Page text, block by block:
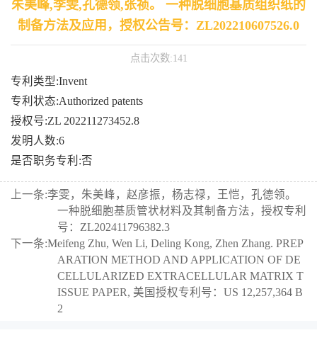
朱美峰,李雯,孔德领,张祯。 一种脱细胞基质组织纸的
制备方法及应用，授权公告号：ZL202210607526.0
点击次数:141
专利类型:Invent
专利状态:Authorized patents
授权号:ZL 202211273452.8
发明人数:6
是否职务专利:否
上一条:李雯，朱美峰，赵彦振，杨志禄，王恺，孔德领。
一种脱细胞基质管状材料及其制备方法，授权专利
号：ZL202411796382.3
下一条:Meifeng Zhu, Wen Li, Deling Kong, Zhen Zhang. PREP
ARATION METHOD AND APPLICATION OF DE
CELLULARIZED EXTRACELLULAR MATRIX T
ISSUE PAPER, 美国授权专利号：US 12,257,364 B
2